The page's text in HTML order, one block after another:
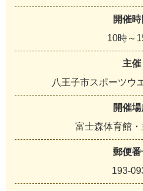
開催時
10時～
主催
八王子市スポーツウ
開催
富士森体育館
郵便番
193-